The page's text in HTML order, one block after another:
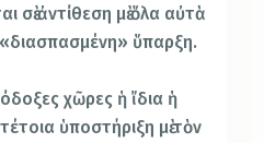
σὲ ἀντίθεση μὲ ὅλα αὐτὰ
«διασπασμένη» ὕπαρξη.
χῶρες ἡ ἴδια ἡ
ὑποστήριξη μὲ τὸν